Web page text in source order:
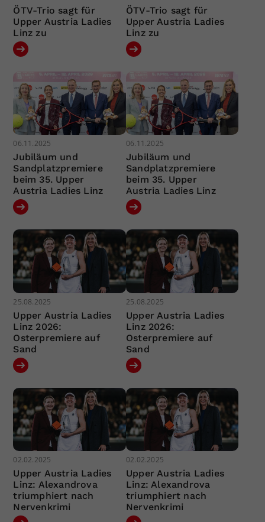
ÖTV-Trio sagt für
Upper Austria Ladies
Linz zu
ÖTV-Trio sagt für
Upper Austria Ladies
Linz zu
06.11.2025
Jubiläum und
Sandplatzpremiere
beim 35. Upper
Austria Ladies Linz
06.11.2025
Jubiläum und
Sandplatzpremiere
beim 35. Upper
Austria Ladies Linz
25.08.2025
Upper Austria Ladies
Linz 2026:
Osterpremiere auf
Sand
25.08.2025
Upper Austria Ladies
Linz 2026:
Osterpremiere auf
Sand
02.02.2025
Upper Austria Ladies
Linz: Alexandrova
triumphiert nach
Nervenkrimi
02.02.2025
Upper Austria Ladies
Linz: Alexandrova
triumphiert nach
Nervenkrimi